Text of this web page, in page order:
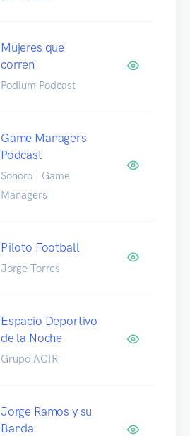
Mujeres que
corren
Podium Podcast
Game Managers
Podcast
Sonoro | Game
Managers
Piloto Football
Jorge Torres
Espacio Deportivo
de la Noche
Grupo ACIR
Jorge Ramos y su
Banda